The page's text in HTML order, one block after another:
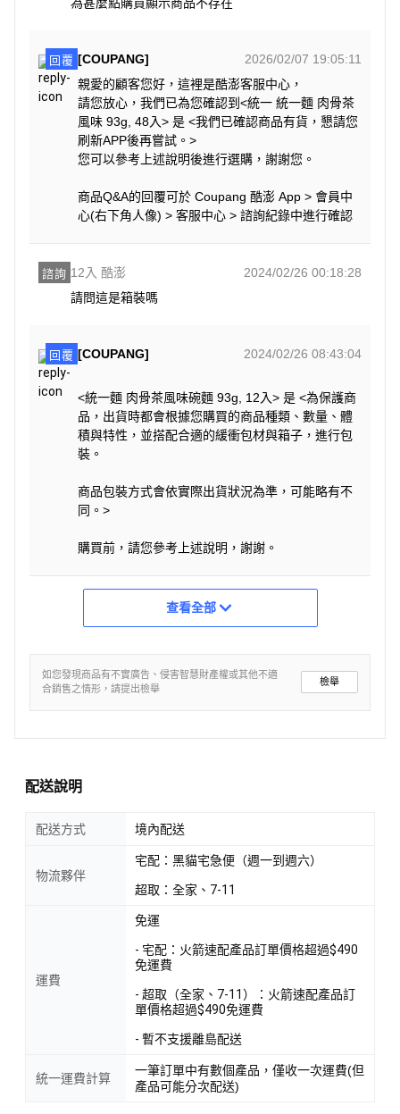
回覆 [COUPANG]
2026/02/07 19:05:11
親愛的顧客您好，這裡是酷澎客服中心，
請您放心，我們已為您確認到<統一 統一麵 肉骨茶
風味 93g, 48入> 是 <我們已確認商品有貨，懇請您
刷新APP後再嘗試。>
您可以參考上述說明後進行選購，謝謝您。
商品Q&A的回覆可於 Coupang 酷澎 App > 會員中
心(右下角人像) > 客服中心 > 諮詢紀錄中進行確認
諮詢 12入 酷澎
2024/02/26 00:18:28
請問這是箱裝嗎
回覆 [COUPANG] 2024/02/26 08:43:04
<統一麵 肉骨茶風味碗麵 93g, 12入> 是 <為保護商
品，出貨時都會根據您購買的商品種類、數量、體
積與特性，並搭配合適的緩衝包材與箱子，進行包
裝。
商品包裝方式會依實際出貨狀況為準，可能略有不
同。>
購買前，請您參考上述說明，謝謝。
查看全部
如您發現商品有不實廣告、侵害智慧財產權或其他不適
合銷售之情形，請提出檢舉
檢舉
配送說明
配送方式 境內配送
物流夥伴
宅配：黑貓宅急便（週一到週六）
超取：全家、7-11
運費
免運
- 宅配：火箭速配產品訂單價格超過$490
免運費
- 超取（全家、7-11）：火箭速配產品訂
單價格超過$490免運費
- 暫不支援離島配送
統一運費計算
一筆訂單中有數個產品，僅收一次運費(但
產品可能分次配送)